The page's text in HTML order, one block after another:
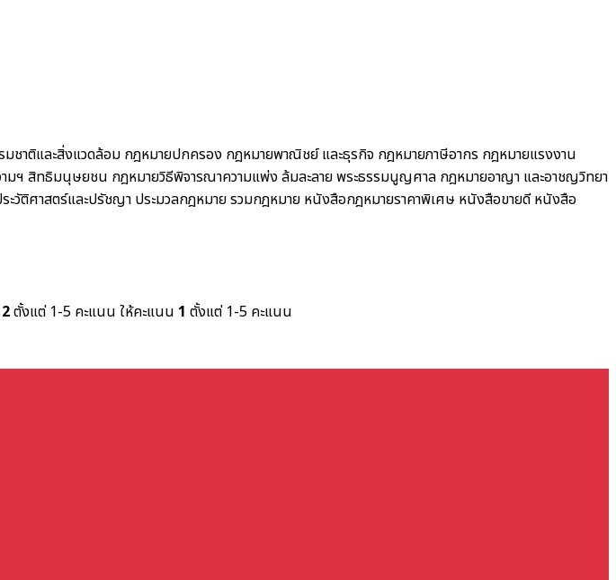
ชาติและสิ่งแวดล้อม กฎหมายปกครอง กฎหมายพาณิชย์ และธุรกิจ กฎหมายภาษีอากร กฎหมายแรงงาน
ามฯ สิทธิมนุษยชน กฎหมายวิธีพิจารณาความแพ่ง ล้มละลาย พระธรรมนูญศาล กฎหมายอาญา และอาชญวิทยา
วัติศาสตร์และปรัชญา ประมวลกฎหมาย รวมกฎหมาย หนังสือกฎหมายราคาพิเศษ หนังสือขายดี หนังสือ
2ตั้งแต่ 1-5 คะแนน ให้คะแนน 1 ตั้งแต่ 1-5 คะแนน